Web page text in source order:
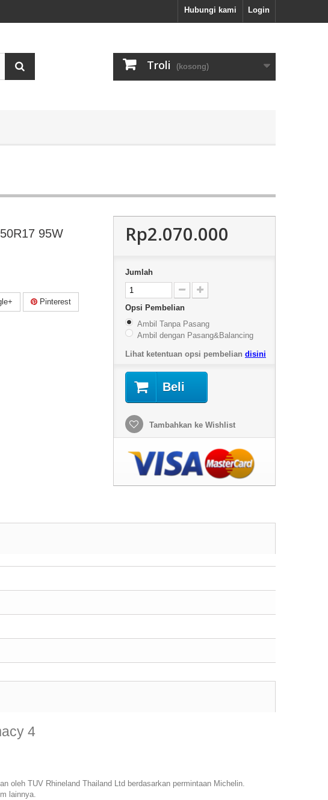
Login
Hubungi kami
Troli (kosong)
95W
Pinterest
Rp2.070.000
Jumlah
Opsi Pembelian
Ambil Tanpa Pasang
Ambil dengan Pasang&Balancing
Lihat ketentuan opsi pembelian disini
Beli
Tambahkan ke Wishlist
4
oleh TUV Rhineland Thailand Ltd berdasarkan permintaan Michelin.
lainnya.